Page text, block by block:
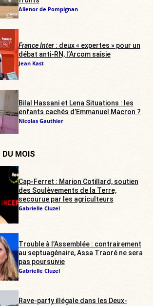
Alienor de Pompignan
France Inter: deux « expertes » pour un
débat anti-RN, l’Arcom saisie
Jean Kast
Bilal Hassani et Lena Situations : les
enfants cachés d’Emmanuel Macron ?
Nicolas Gauthier
DU MOIS
Cap-Ferret : Marion Cotillard, soutien
des Soulèvements de la Terre,
secourue par les agriculteurs
Gabrielle Cluzel
Trouble à l’Assemblée : contrairement
au septuagénaire, Assa Traoré ne sera
pas poursuivie
Gabrielle Cluzel
Rave-party illégale dans les Deux-